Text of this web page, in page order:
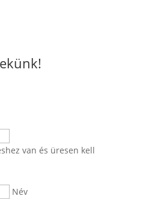
van és üresen kell
Név